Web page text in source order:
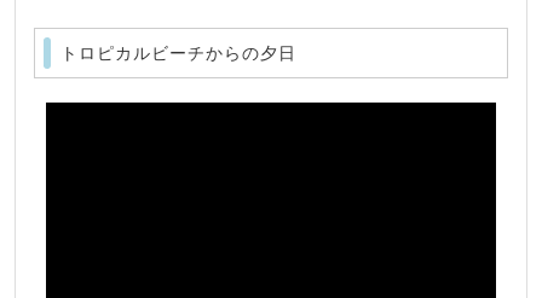
トロピカルビーチからの夕日